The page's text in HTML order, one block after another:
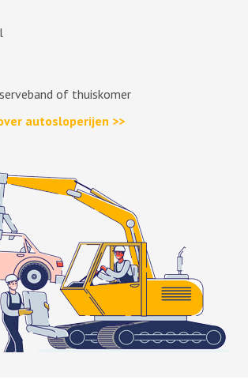
of thuiskomer
autosloperijen >>